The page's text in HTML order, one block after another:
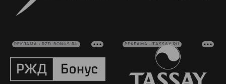
РЕКЛАМА • RZD-BONUS.RU РЕКЛАМА • TASSAY.RU